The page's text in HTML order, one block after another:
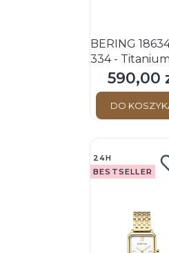
BERING
334 -
Damski -
kwarcowy
Cena
590,00
DO
24H
BESTSELLER